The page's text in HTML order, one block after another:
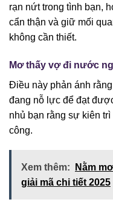
rạn nứt trong tình bạn,
cẩn thận và giữ mối
không cần thiết.
Mơ thấy vợ đi nước
Điều này phản ánh
đang nỗ lực để đạt
nhủ bạn rằng sự kiên
công.
Xem thêm:
Nằm
giải mã chi tiết 2025